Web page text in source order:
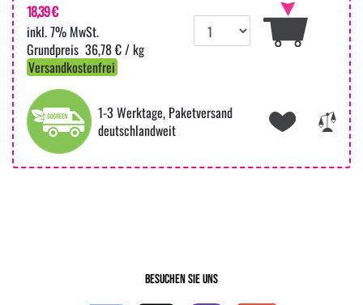
18,39 €
inkl. 7% MwSt.
36,78 € / kg
Versandkostenfrei
1-3 Werktage, Paketversand
deutschlandweit
Besuchen Sie uns